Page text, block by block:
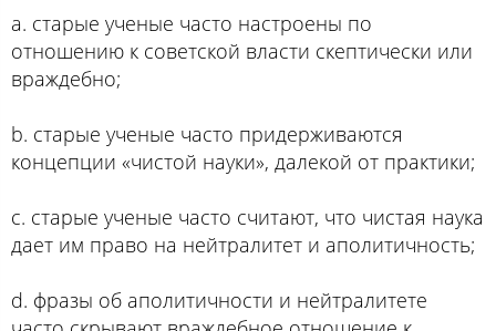
a. старые ученые часто настроены по
отношению к советской власти скептически или
враждебно;
b. старые ученые часто придерживаются
концепции «чистой науки», далекой от практики;
c. старые ученые часто считают, что чистая наука
дает им право на нейтралитет и аполитичность;
d. фразы об аполитичности и нейтралитете